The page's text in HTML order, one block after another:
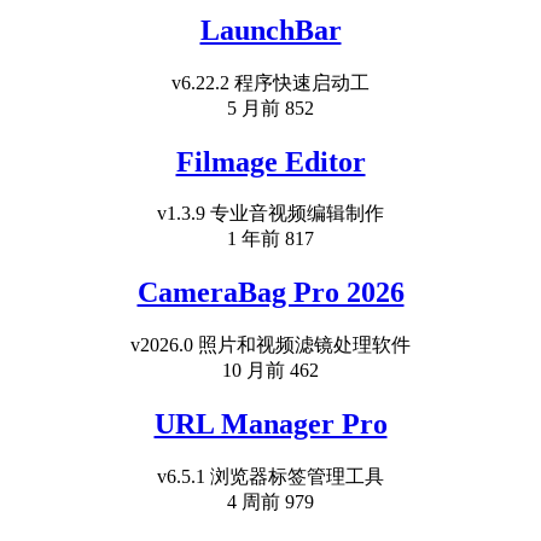
LaunchBar
v6.22.2 程序快速启动工
5 月前 852
Filmage Editor
v1.3.9 专业音视频编辑制作
1 年前 817
CameraBag Pro 2026
v2026.0 照片和视频滤镜处理软件
10 月前 462
URL Manager Pro
v6.5.1 浏览器标签管理工具
4 周前 979